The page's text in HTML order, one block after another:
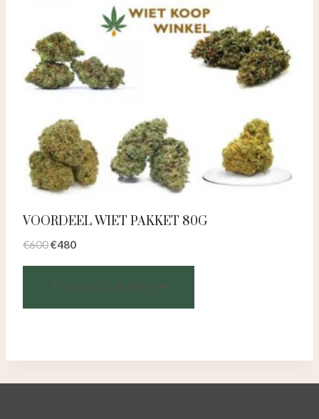
VOORDEEL WIET PAKKET 80G
€600€480
TILFØJ TIL KURV